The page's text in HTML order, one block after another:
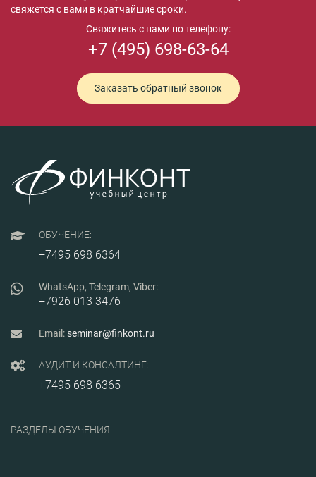
свяжется с вами в кратчайшие сроки.
Свяжитесь с нами по телефону:
+7 (495) 698-63-64
Заказать обратный звонок
ОБУЧЕНИЕ:
+7495 698 6364
WhatsApp, Telegram, Viber:
+7926 013 3476
Email:seminar@finkont.ru
АУДИТ И КОНСАЛТИНГ:
+7495 698 6365
РАЗДЕЛЫ ОБУЧЕНИЯ